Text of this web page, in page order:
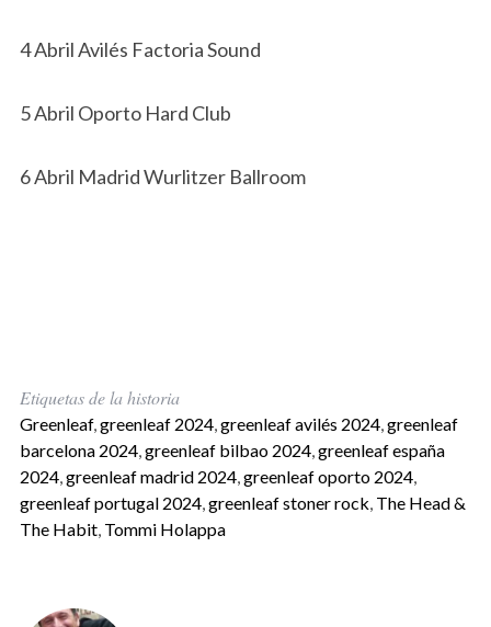
4 Abril Avilés Factoria Sound
5 Abril Oporto Hard Club
6 Abril Madrid Wurlitzer Ballroom
Etiquetas de la historia
Greenleaf,greenleaf 2024,greenleaf avilés 2024,greenleaf
barcelona 2024,greenleaf bilbao 2024,greenleaf españa
2024,greenleaf madrid 2024,greenleaf oporto 2024,
greenleaf portugal 2024,greenleaf stoner rock, The Head &
The Habit, Tommi Holappa